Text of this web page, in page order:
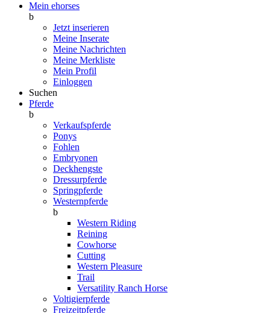
Mein ehorses
b
Jetzt inserieren
Meine Inserate
Meine Nachrichten
Meine Merkliste
Mein Profil
Einloggen
Suchen
Pferde
b
Verkaufspferde
Ponys
Fohlen
Embryonen
Deckhengste
Dressurpferde
Springpferde
Westernpferde
b
Western Riding
Reining
Cowhorse
Cutting
Western Pleasure
Trail
Versatility Ranch Horse
Voltigierpferde
Freizeitpferde